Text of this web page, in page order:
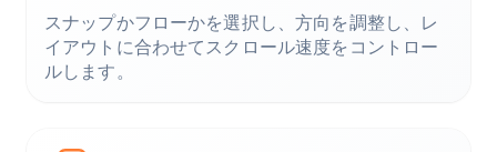
スナップかフローかを選択し、方向を調整し、レ
イアウトに合わせてスクロール速度をコントロー
ルします。